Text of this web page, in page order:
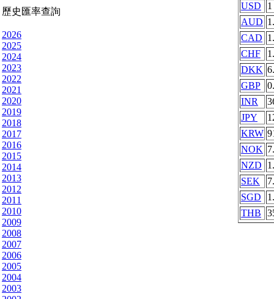
歷史匯率查詢
2026
2025
2024
2023
2022
2021
2020
2019
2018
2017
2016
2015
2014
2013
2012
2011
2010
2009
2008
2007
2006
2005
2004
2003
USD
1
AUD
CAD
CHF
DKK
GBP
INR
JPY
KRW
NOK
NZD
SEK
SGD
THB